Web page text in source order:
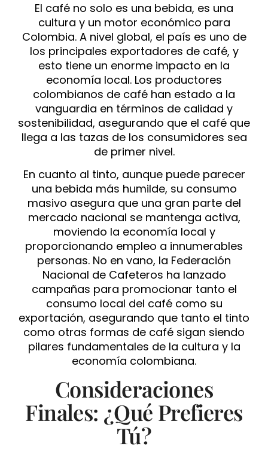
El café no solo es una bebida, es una
cultura y un motor económico para
Colombia. A nivel global, el país es uno de
los principales exportadores de café, y
esto tiene un enorme impacto en la
economía local. Los productores
colombianos de café han estado a la
vanguardia en términos de calidad y
sostenibilidad, asegurando que el café que
llega a las tazas de los consumidores sea
de primer nivel.
En cuanto al tinto, aunque puede parecer
una bebida más humilde, su consumo
masivo asegura que una gran parte del
mercado nacional se mantenga activa,
moviendo la economía local y
proporcionando empleo a innumerables
personas. No en vano, la Federación
Nacional de Cafeteros ha lanzado
campañas para promocionar tanto el
consumo local del café como su
exportación, asegurando que tanto el tinto
como otras formas de café sigan siendo
pilares fundamentales de la cultura y la
economía colombiana.
Consideraciones
Finales: ¿Qué Prefieres
Tú?